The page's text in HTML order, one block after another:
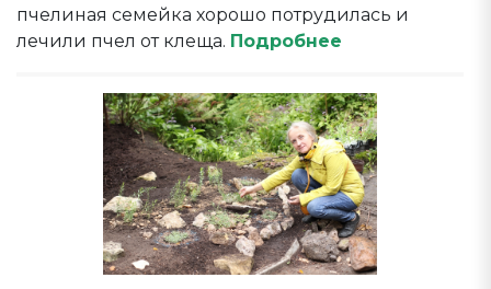
пчелиная семейка хорошо потрудилась и
лечили пчел от клеща. Подробнее